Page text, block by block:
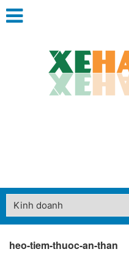
heo-tiem-thuoc-an-than